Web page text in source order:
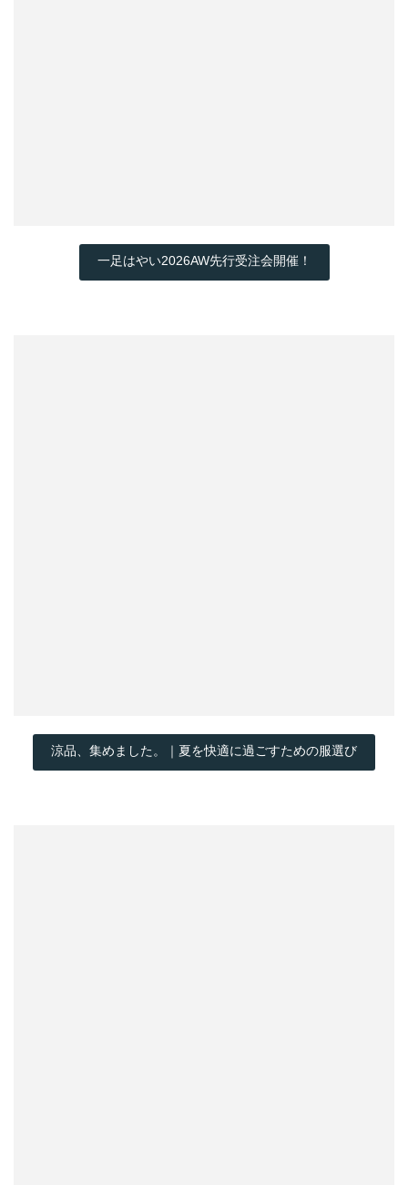
一足はやい2026AW先行受注会開催！
涼品、集めました。｜夏を快適に過ごすための服選び